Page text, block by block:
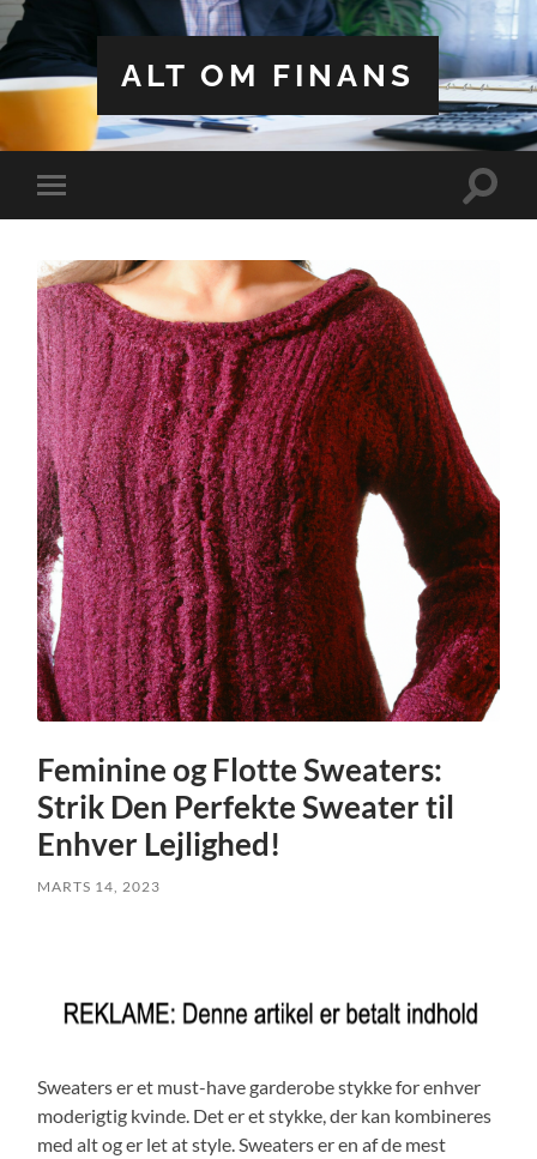
ALT OM FINANS
Toggle
mobile
Toggle
Feminine og Flotte Sweaters:
Strik Den Perfekte Sweater til
Enhver Lejlighed!
MARTS 14, 2023
Sweaters er et must-have garderobe stykke for enhver
moderigtig kvinde. Det er et stykke, der kan kombineres
med alt og er let at style. Sweaters er en af ​​de mest